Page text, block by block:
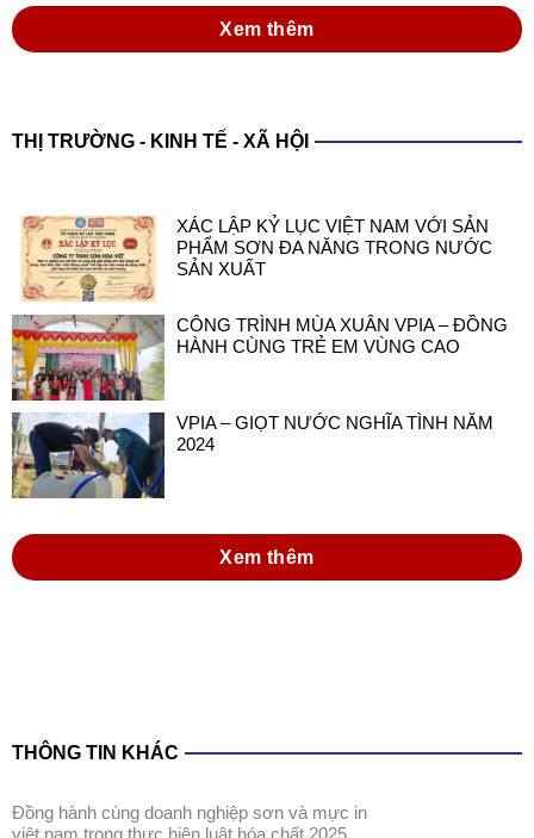
Xem thêm
THỊ TRƯỜNG - KINH TẾ - XÃ HỘI
XÁC LẬP KỶ LỤC VIỆT NAM VỚI SẢN
PHẨM SƠN ĐA NĂNG TRONG NƯỚC
SẢN XUẤT
CÔNG TRÌNH MÙA XUÂN VPIA – ĐỒNG
HÀNH CÙNG TRẺ EM VÙNG CAO
VPIA – GIỌT NƯỚC NGHĨA TÌNH NĂM
2024
Xem thêm
THÔNG TIN KHÁC
đồng hành cùng doanh nghiệp sơn và mực in